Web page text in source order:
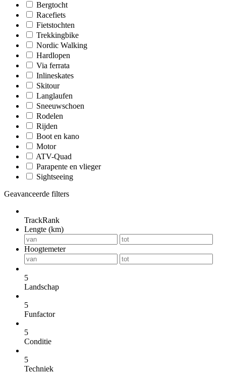
Bergtocht
Racefiets
Fietstochten
Trekkingbike
Nordic Walking
Hardlopen
Via ferrata
Inlineskates
Skitour
Langlaufen
Sneeuwschoen
Rodelen
Rijden
Boot en kano
Motor
ATV-Quad
Parapente en vlieger
Sightseeing
Geavanceerde filters
TrackRank
Lengte (km)
Hoogtemeter
5
Landschap
5
Funfactor
5
Conditie
5
Techniek